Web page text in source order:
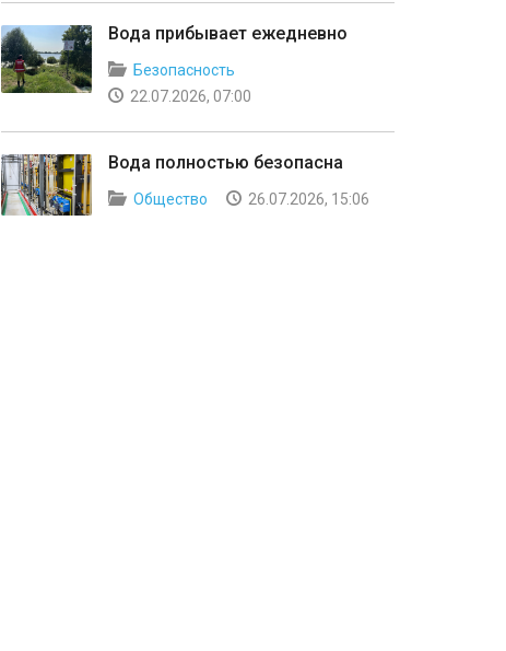
Вода прибывает ежедневно
Безопасность
22.07.2026, 07:00
Вода полностью безопасна
Общество 26.07.2026, 15:06